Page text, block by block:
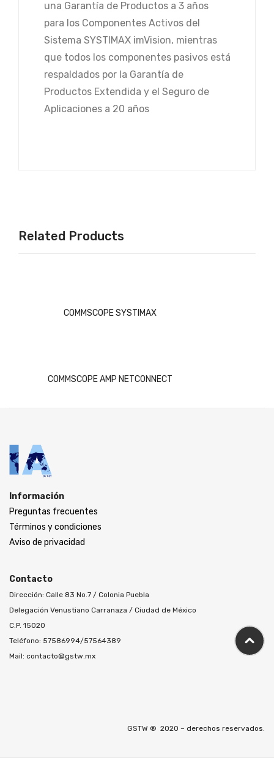
una Garantía de Productos a 3 años
para los Componentes Activos del
Sistema SYSTIMAX imVision, mientras
que todos los componentes pasivos está
respaldados por la Garantía de
Productos Extendida y el Seguro de
Aplicaciones a 20 años
Related Products
COMMSCOPE SYSTIMAX
COMMSCOPE AMP NETCONNECT
Información
Preguntas frecuentes
Términos y condiciones
Aviso de privacidad
Contacto
Dirección: Calle 83 No.7 / Colonia Puebla
Delegación Venustiano Carranaza / Ciudad de México
C.P. 15020
Teléfono: 57586994/57564389
Mail: contacto@gstw.mx
GSTW ® 2020 – derechos reservados.